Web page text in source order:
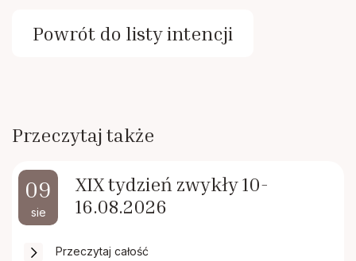
Powrót do listy intencji
Przeczytaj także
09
sie
XIX tydzień zwykły 10-
16.08.2026
Przeczytaj całość